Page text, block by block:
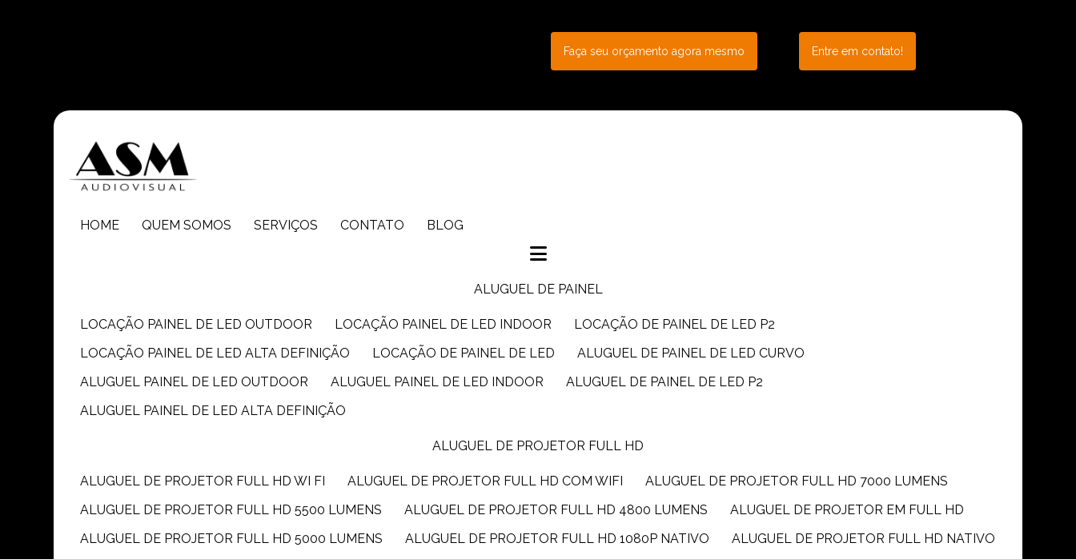
Faça seu orçamento agora mesmo Entre em contato!
HOME QUEM SOMOS SERVIÇOS CONTATO BLOG
ALUGUEL DE PAINEL
LOCAÇÃO PAINEL DE LED OUTDOOR LOCAÇÃO PAINEL DE LED INDOOR
LOCAÇÃO DE PAINEL DE LED P2
LOCAÇÃO PAINEL DE LED ALTA DEFINIÇÃO
LOCAÇÃO DE PAINEL DE LED
ALUGUEL DE PAINEL DE LED CURVO
ALUGUEL PAINEL DE LED OUTDOOR
ALUGUEL PAINEL DE LED INDOOR
ALUGUEL DE PAINEL DE LED P2
ALUGUEL PAINEL DE LED ALTA DEFINIÇÃO
ALUGUEL DE PROJETOR FULL HD
ALUGUEL DE PROJETOR FULL HD WI FI ALUGUEL DE PROJETOR FULL HD COM WIFI
ALUGUEL DE PROJETOR FULL HD 7000 LUMENS
ALUGUEL DE PROJETOR FULL HD 5500 LUMENS
ALUGUEL DE PROJETOR FULL HD 4800 LUMENS
ALUGUEL DE PROJETOR EM FULL HD
ALUGUEL DE PROJETOR FULL HD 5000 LUMENS
ALUGUEL DE PROJETOR FULL HD 1080P NATIVO
ALUGUEL DE PROJETOR FULL HD NATIVO